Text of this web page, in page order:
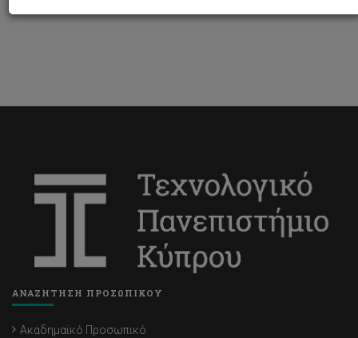
ΑΝΑΖΗΤΗΣΗ ΠΡΟΣΩΠΙΚΟΥ
Ακαδημαϊκό Προσωπικό